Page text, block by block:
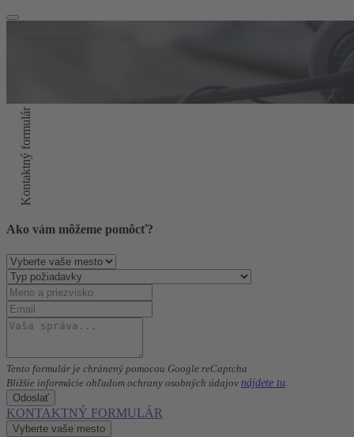
Kontaktný formulár
Ako vám môžeme pomôcť?
Tento formulár je chránený pomocou Google reCaptcha
Bližšie informácie ohľadom ochrany osobných údajov nájdete tu
Odoslať
KONTAKTNÝ FORMULÁR
Vyberte vaše mesto